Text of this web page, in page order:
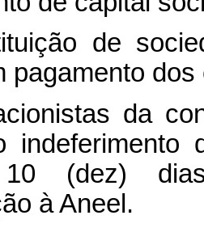
de
pagamento
da
(dez)
à Aneel.